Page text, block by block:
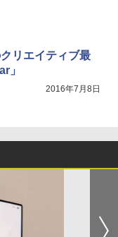
リエイティブ最
」
2016年7月8日